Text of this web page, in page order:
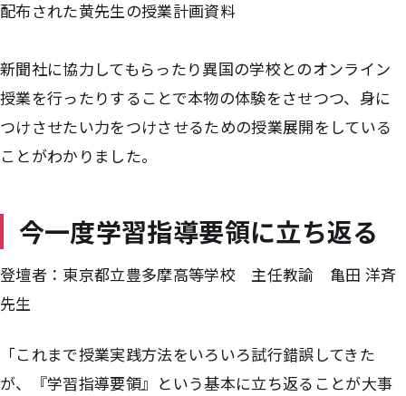
配布された黄先生の授業計画資料
新聞社に協力してもらったり異国の学校とのオンライン
授業を行ったりすることで本物の体験をさせつつ、身に
つけさせたい力をつけさせるための授業展開をしている
ことがわかりました。
今一度学習指導要領に立ち返る
登壇者：東京都立豊多摩高等学校 主任教諭 亀田 洋斉
先生
「これまで授業実践方法をいろいろ試行錯誤してきた
が、『学習指導要領』という基本に立ち返ることが大事